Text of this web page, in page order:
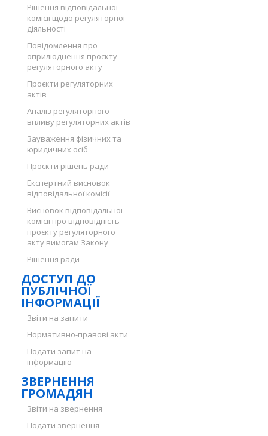
Рішення відповідальної
комісії щодо регуляторної
діяльності
Повідомлення про
оприлюднення проєкту
регуляторного акту
Проєкти регуляторних
актів
Аналіз регуляторного
впливу регуляторних актів
Зауваження фізичних та
юридичних осіб
Проєкти рішень ради
Експертний висновок
відповідальної комісії
Висновок відповідальної
комісії про відповідність
проєкту регуляторного
акту вимогам Закону
Рішення ради
ДОСТУП ДО
ПУБЛІЧНОЇ
ІНФОРМАЦІЇ
Звіти на запити
Нормативно-правові акти
Подати запит на
інформацію
ЗВЕРНЕННЯ
ГРОМАДЯН
Звіти на звернення
Подати звернення